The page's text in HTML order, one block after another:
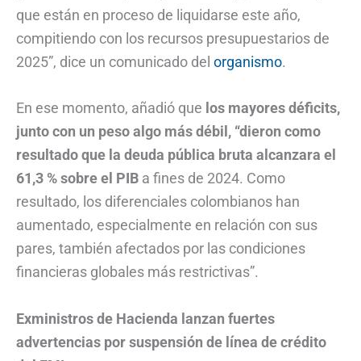
que están en proceso de liquidarse este año,
compitiendo con los recursos presupuestarios de
2025”, dice un comunicado del organismo.
En ese momento, añadió que los mayores déficits,
junto con un peso algo más débil, “dieron como
resultado que la deuda pública bruta alcanzara el
61,3 % sobre el PIB a fines de 2024. Como
resultado, los diferenciales colombianos han
aumentado, especialmente en relación con sus
pares, también afectados por las condiciones
financieras globales más restrictivas”.
Exministros de Hacienda lanzan fuertes
advertencias por suspensión de línea de crédito